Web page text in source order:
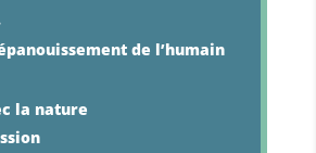
de l’humain
la nature